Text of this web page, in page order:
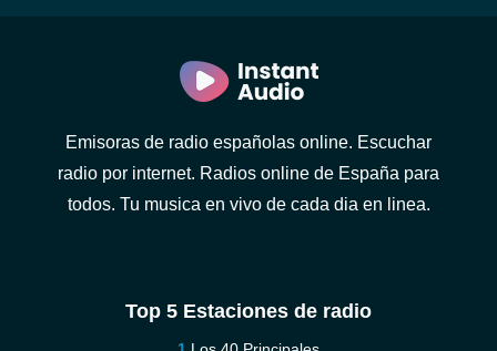
Emisoras de radio españolas online. Escuchar
radio por internet. Radios online de España para
todos. Tu musica en vivo de cada dia en linea.
Top 5 Estaciones de radio